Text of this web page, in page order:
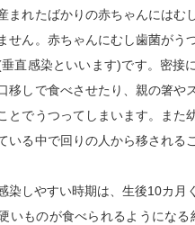
まれたばかりの赤ちゃんにはむ
せん。赤ちゃんにむし歯菌がう
直感染といいます)です。密接
移しで食べさせたり、親の箸や
とでうつってしまいます。また
いる中で回りの人から移される
染しやすい時期は、生後10カ月
いものが食べられるようになる